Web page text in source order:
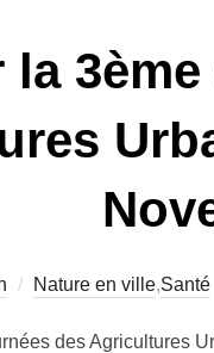
la
Nature en ville,Santé
des Agricultures